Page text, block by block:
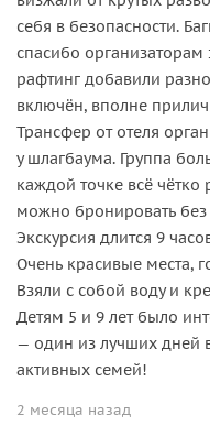
себя в безопасности.
спасибо организаторам
рафтинг добавили
включён, вполне
Трансфер от отеля
у шлагбаума. Группа
каждой точке всё
можно бронировать
Экскурсия длится 9
Очень красивые места,
Взяли с собой воду и
Детям 5 и 9 лет было
— один из лучших дней
активных семей!
2 месяца назад